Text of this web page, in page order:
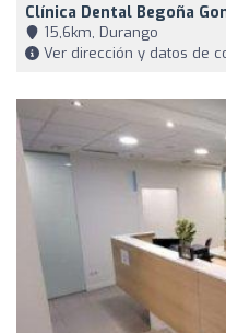
Clínica Dental Begoña
15,6km, Durango
Ver dirección y datos de